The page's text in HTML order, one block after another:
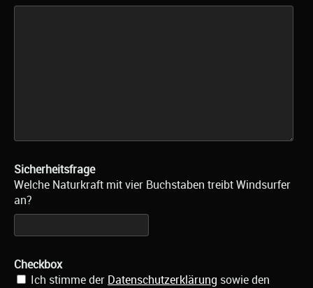
Sicherheitsfrage
Welche Naturkraft mit vier Buchstaben treibt Windsurfer
an?
Checkbox
Ich stimme der Datenschutzerklärung sowie den